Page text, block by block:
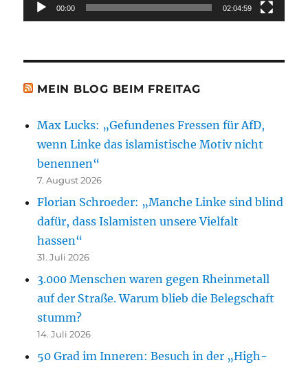
00:00 02:04:59
MEIN BLOG BEIM FREITAG
Max Lucks: „Gefundenes Fressen für AfD,
wenn Linke das islamistische Motiv nicht
benennen“
7. August 2026
Florian Schroeder: „Manche Linke sind blind
dafür, dass Islamisten unsere Vielfalt
hassen“
31. Juli 2026
3.000 Menschen waren gegen Rheinmetall
auf der Straße. Warum blieb die Belegschaft
stumm?
14. Juli 2026
50 Grad im Inneren: Besuch in der „High-